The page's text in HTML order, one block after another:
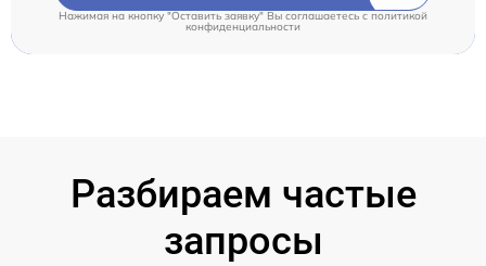
Нажимая на кнопку "Оставить заявку" Вы соглашаетесь c политикой
конфиденциальности
Разбираем частые
запросы